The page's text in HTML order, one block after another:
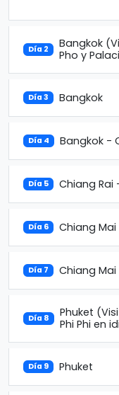
Día 2
Bangkok
Pho y
Día 3 Bangkok
Día 4 Bangkok -
Día 5 Chiang Rai
Día 6 Chiang Mai
Día 7 Chiang Mai
Día 8
Phuket
Phi Phi en
Día 9 Phuket